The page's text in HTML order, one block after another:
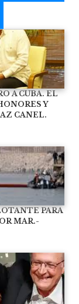
A CUBA. EL
Y
CANEL.
PARA
MAR.-